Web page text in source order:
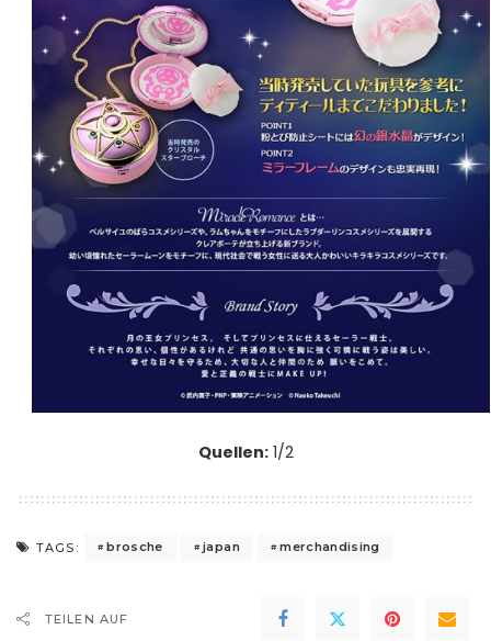
Quellen: 1/2
TAGS: brosche japan merchandising
TEILEN AUF